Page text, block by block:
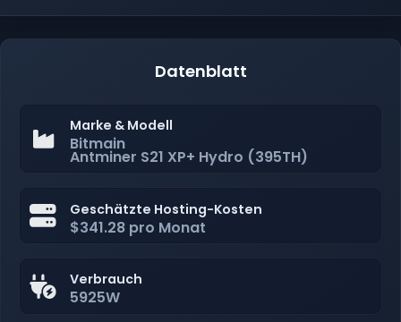
Datenblatt
Marke & Modell
Bitmain
Antminer S21 XP+ Hydro (395TH)
Geschätzte Hosting-Kosten
$341.28 pro Monat
Verbrauch
5925W